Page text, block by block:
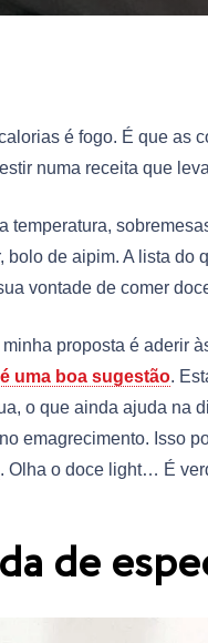
é fogo. É que as
numa receita que
temperatura,
bolo de aipim. A lista do
vontade de comer
proposta é aderir
é uma boa sugestão.
o que ainda ajuda na
emagrecimento. Isso
. Olha o doce light… É
de